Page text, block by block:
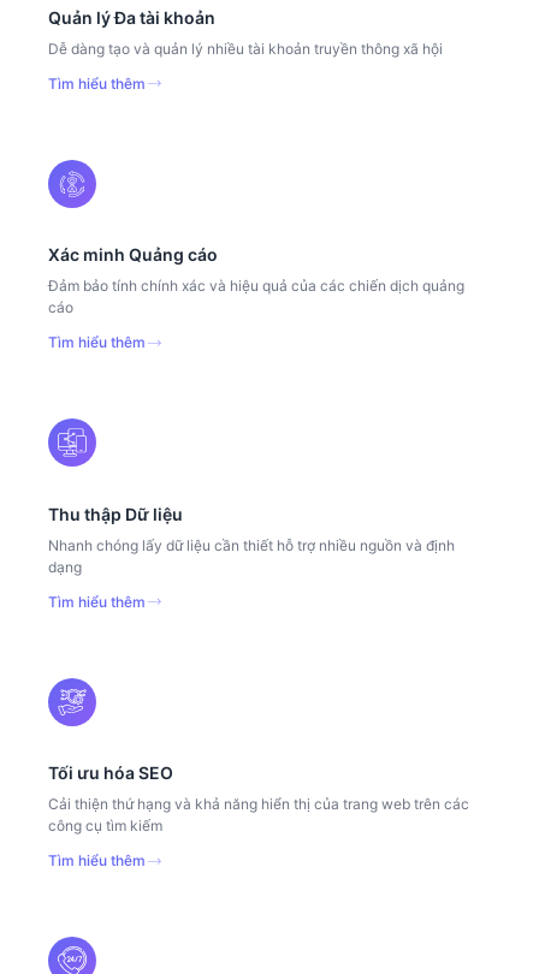
Quản lý Đa tài khoản
Dễ dàng tạo và quản lý nhiều tài khoản truyền thông xã hội
Tìm hiểu thêm
Xác minh Quảng cáo
Đảm bảo tính chính xác và hiệu quả của các chiến dịch quảng
cáo
Tìm hiểu thêm
Thu thập Dữ liệu
Nhanh chóng lấy dữ liệu cần thiết hỗ trợ nhiều nguồn và định
dạng
Tìm hiểu thêm
Tối ưu hóa SEO
Cải thiện thứ hạng và khả năng hiển thị của trang web trên các
công cụ tìm kiếm
Tìm hiểu thêm